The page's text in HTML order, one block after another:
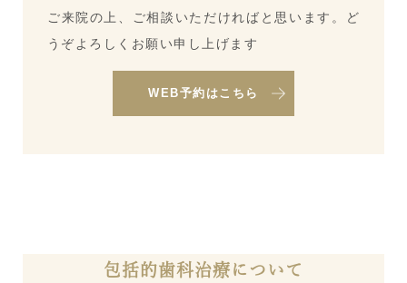
ご来院の上、ご相談いただければと思います。ど
うぞよろしくお願い申し上げます
WEB予約はこちら
包括的歯科治療について